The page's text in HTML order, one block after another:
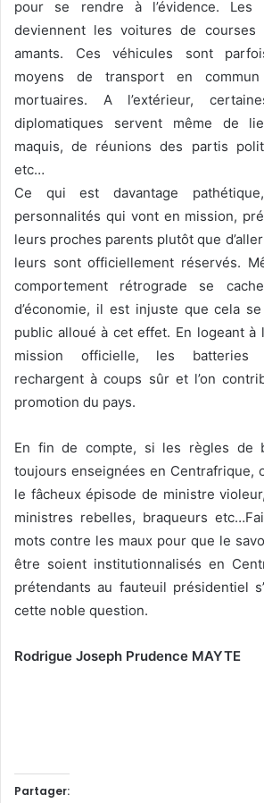
pour se rendre à l’évidence. Les
deviennent les voitures de courses
amants. Ces véhicules sont
moyens de transport en
mortuaires. A l’extérieur,
diplomatiques servent même de
maquis, de réunions des partis
etc…
Ce qui est davantage
personnalités qui vont en mission,
leurs proches parents plutôt que
leurs sont officiellement réservés.
comportement rétrograde se
d’économie, il est injuste que cela
public alloué à cet effet. En logeant à
mission officielle, les batteries
rechargent à coups sûr et l’on
promotion du pays.
En fin de compte, si les règles de
toujours enseignées en Centrafrique,
le fâcheux épisode de ministre
ministres rebelles, braqueurs
mots contre les maux pour que le
être soient institutionnalisés en
prétendants au fauteuil présidentiel
cette noble question.
Rodrigue Joseph Prudence MAYTE
Partager: